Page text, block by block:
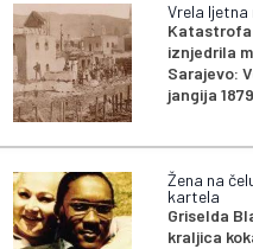
Vrela ljetna
Katastrofa
iznjedrila
Sarajevo:
jangija
Žena na
kartela
Griselda
kraljica